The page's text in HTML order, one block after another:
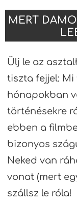
MERT
Ülj le az
tiszta fejjel: Mi
hónapokban
történésekre
ebben a
bizonyos
Neked van
vonat (mert
szállsz le róla!